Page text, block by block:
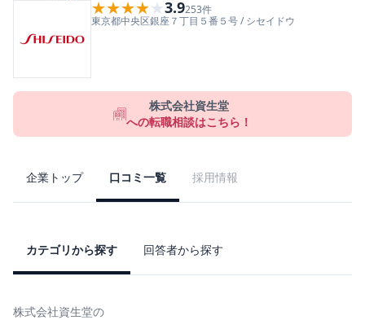
★★★★★
★★★★★3.9253件
東京都中央区銀座７丁目５番５号/シセイドウ
株式会社資生堂
への転職相談はこちら！
企業トップ 口コミ一覧 採用情報
カテゴリから探す 回答者から探す
株式会社資生堂の